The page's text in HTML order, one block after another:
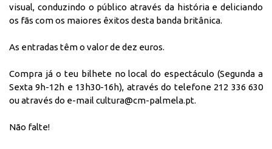
visual, conduzindo o público através da história e deliciando
os fãs com os maiores êxitos desta banda britânica.
As entradas têm o valor de dez euros.
Compra já o teu bilhete no local do espectáculo (Segunda a
Sexta 9h-12h e 13h30-16h), através do telefone 212 336 630
ou através do e-mail cultura@cm-palmela.pt.
Não falte!